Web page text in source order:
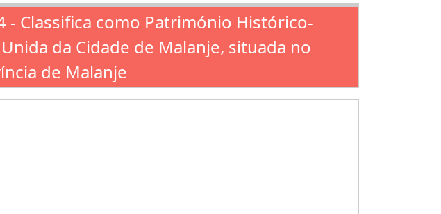
- Classifica como Património Histórico-
da Cidade de Malanje, situada no
de Malanje